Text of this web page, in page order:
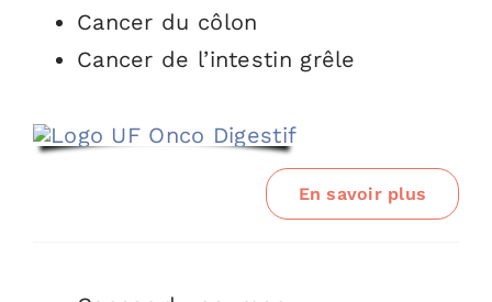
Cancer du côlon
Cancer de l’intestin grêle
En savoir plus